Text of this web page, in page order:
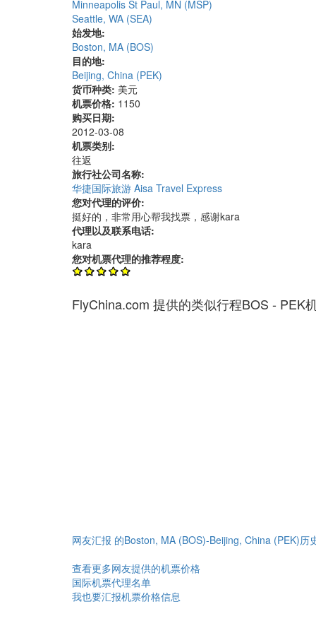
Minneapolis St Paul, MN (MSP)
Seattle, WA (SEA)
始发地:
Boston, MA (BOS)
目的地:
Beijing, China (PEK)
货币种类: 美元
机票价格: 1150
购买日期:
2012-03-08
机票类别:
往返
旅行社公司名称:
华捷国际旅游 Aisa Travel Express
您对代理的评价:
挺好的，非常用心帮我找票，感谢kara
代理以及联系电话:
kara
您对机票代理的推荐程度:
FlyChina.com 提供的类似行程BOS - PEK
网友汇报 的Boston, MA (BOS)-Beijing, China (PEK)历
查看更多网友提供的机票价格
国际机票代理名单
我也要汇报机票价格信息